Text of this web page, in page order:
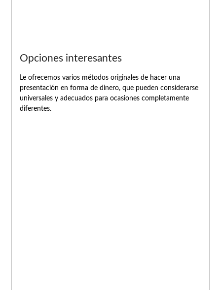
Opciones interesantes
Le ofrecemos varios métodos originales de hacer una
presentación en forma de dinero, que pueden considerarse
universales y adecuados para ocasiones completamente
diferentes.